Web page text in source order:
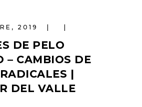
2019
DE PELO
– CAMBIOS DE
|
DEL VALLE